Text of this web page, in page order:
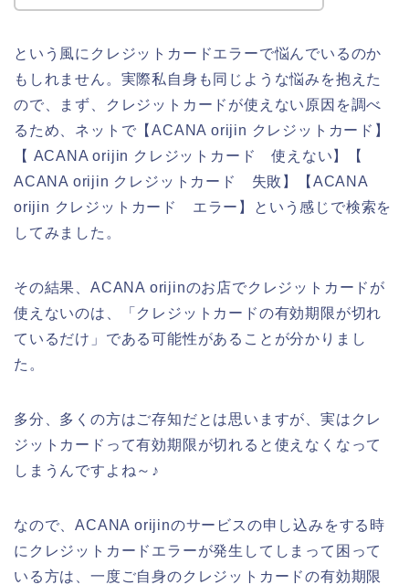
という風にクレジットカードエラーで悩んでいるのか
もしれません。実際私自身も同じような悩みを抱えた
ので、まず、クレジットカードが使えない原因を調べ
るため、ネットで【ACANA orijin クレジットカード】
【 ACANA orijin クレジットカード 使えない】【
ACANA orijin クレジットカード 失敗】【ACANA
orijin クレジットカード エラー】という感じで検索を
してみました。
その結果、ACANA orijinのお店でクレジットカードが
使えないのは、「クレジットカードの有効期限が切れ
ているだけ」である可能性があることが分かりまし
た。
多分、多くの方はご存知だとは思いますが、実はクレ
ジットカードって有効期限が切れると使えなくなって
しまうんですよね～♪
なので、ACANA orijinのサービスの申し込みをする時
にクレジットカードエラーが発生してしまって困って
いる方は、一度ご自身のクレジットカードの有効期限